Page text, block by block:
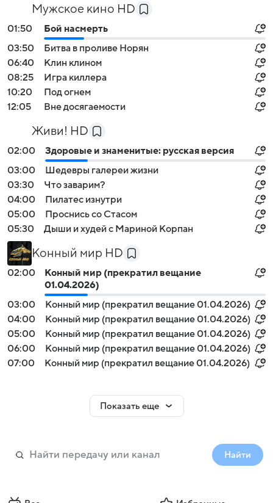
Мужское кино HD
01:50
Бой насмерть
03:50
Битва в проливе Норян
06:40
Клин клином
08:25
Игра киллера
10:20
Под огнем
12:05
Вне досягаемости
Живи! HD
02:00
Здоровые и знаменитые: русская версия
03:00
Шедевры галереи жизни
03:30
Что заварим?
04:00
Пилатес изнутри
05:00
Проснись со Стасом
05:30
Дыши и худей с Мариной Корпан
Конный мир HD
02:00
Конный мир (прекратил вещание
01.04.2026)
03:00
Конный мир (прекратил вещание 01.04.2026)
04:00
Конный мир (прекратил вещание 01.04.2026)
05:00
Конный мир (прекратил вещание 01.04.2026)
06:00
Конный мир (прекратил вещание 01.04.2026)
07:00
Конный мир (прекратил вещание 01.04.2026)
Показать еще
Найти